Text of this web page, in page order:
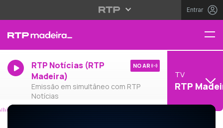
Entrar
RTP Notícias (RTP
Madeira)
Emissão em simultâneo com RTP
Notícias
NO AR
TV
RTP